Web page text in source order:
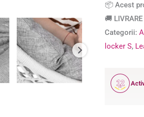
📦 Acest
🚚
Categorii:
locker S,
12
ANI